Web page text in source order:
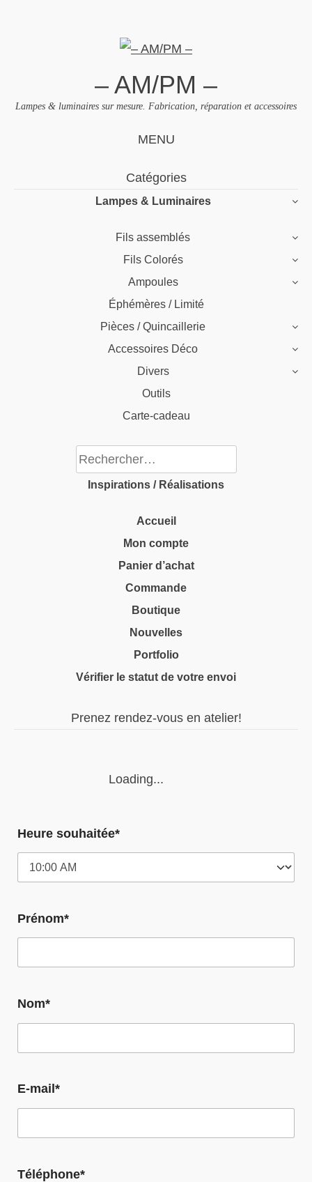
– AM/PM –
Lampes & luminaires sur mesure. Fabrication, réparation et accessoires
MENU
Catégories
Lampes & Luminaires
Fils assemblés
Fils Colorés
Ampoules
Éphémères / Limité
Pièces / Quincaillerie
Accessoires Déco
Divers
Outils
Carte-cadeau
Rechercher :
Inspirations / Réalisations
Accueil
Mon compte
Panier d’achat
Commande
Boutique
Nouvelles
Portfolio
Vérifier le statut de votre envoi
Prenez rendez-vous en atelier!
Loading...
Heure souhaitée*
Prénom*
Nom*
E-mail*
Téléphone*